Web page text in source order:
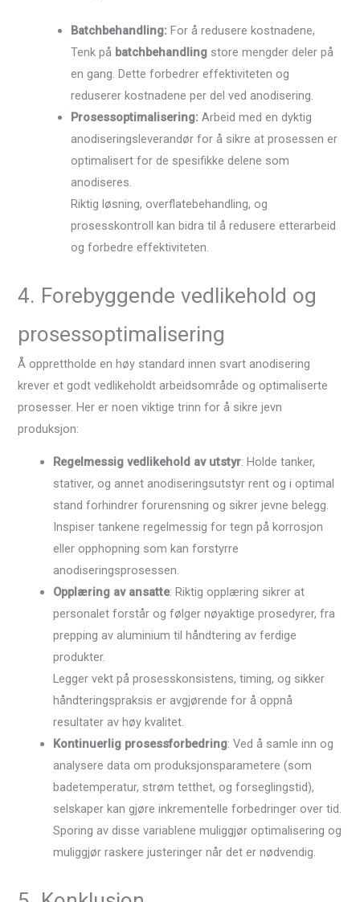
Batchbehandling: For å redusere kostnadene,
Tenk på batchbehandling store mengder deler på
en gang. Dette forbedrer effektiviteten og
reduserer kostnadene per del ved anodisering.
Prosessoptimalisering: Arbeid med en dyktig
anodiseringsleverandør for å sikre at prosessen er
optimalisert for de spesifikke delene som
anodiseres.
Riktig løsning, overflatebehandling, og
prosesskontroll kan bidra til å redusere etterarbeid
og forbedre effektiviteten.
4. Forebyggende vedlikehold og
prosessoptimalisering
Å opprettholde en høy standard innen svart anodisering
krever et godt vedlikeholdt arbeidsområde og optimaliserte
prosesser. Her er noen viktige trinn for å sikre jevn
produksjon:
Regelmessig vedlikehold av utstyr: Holde tanker,
stativer, og annet anodiseringsutstyr rent og i optimal
stand forhindrer forurensning og sikrer jevne belegg.
Inspiser tankene regelmessig for tegn på korrosjon
eller opphopning som kan forstyrre
anodiseringsprosessen.
Opplæring av ansatte: Riktig opplæring sikrer at
personalet forstår og følger nøyaktige prosedyrer, fra
prepping av aluminium til håndtering av ferdige
produkter.
Legger vekt på prosesskonsistens, timing, og sikker
håndteringspraksis er avgjørende for å oppnå
resultater av høy kvalitet.
Kontinuerlig prosessforbedring: Ved å samle inn og
analysere data om produksjonsparametere (som
badetemperatur, strøm tetthet, og forseglingstid),
selskaper kan gjøre inkrementelle forbedringer over tid.
Sporing av disse variablene muliggjør optimalisering og
muliggjør raskere justeringer når det er nødvendig.